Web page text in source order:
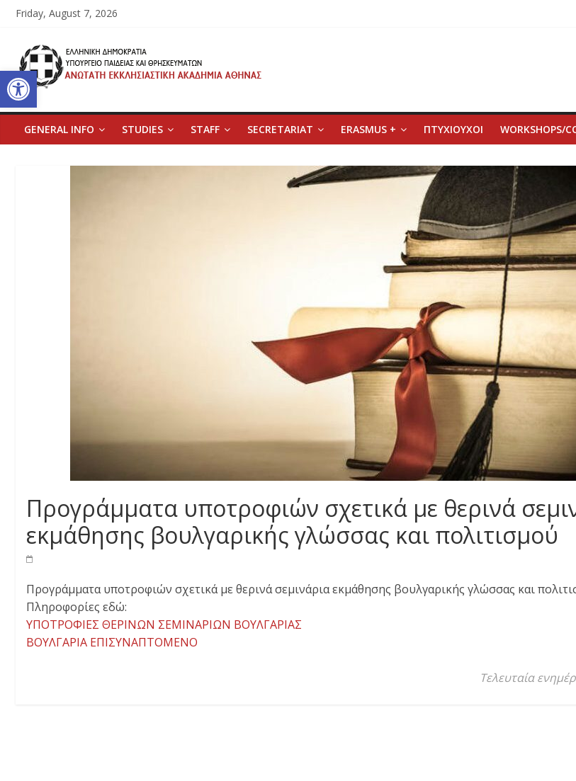
Open toolbar
Skip
content
Friday, August 7, 2026
Ανώτατη
Εκκλησιαστική
Ακαδημία
Αθηνών
GENERAL INFO STUDIES STAFF SECRETARIAT ERASMUS + ΠΤΥΧΙΟΥΧΟΙ WORKSHOPS/
Προγράμματα υποτροφιών σχετικά με θερινά
εκμάθησης βουλγαρικής γλώσσας και πολιτισμού
Προγράμματα υποτροφιών σχετικά με θερινά σεμινάρια εκμάθησης βουλγαρικής γλώσσας και
Πληροφορίες εδώ:
ΥΠΟΤΡΟΦΙΕΣ ΘΕΡΙΝΩΝ ΣΕΜΙΝΑΡΙΩΝ ΒΟΥΛΓΑΡΙΑΣ
ΒΟΥΛΓΑΡΙΑ ΕΠΙΣΥΝΑΠΤΟΜΕΝΟ
Τελευταία